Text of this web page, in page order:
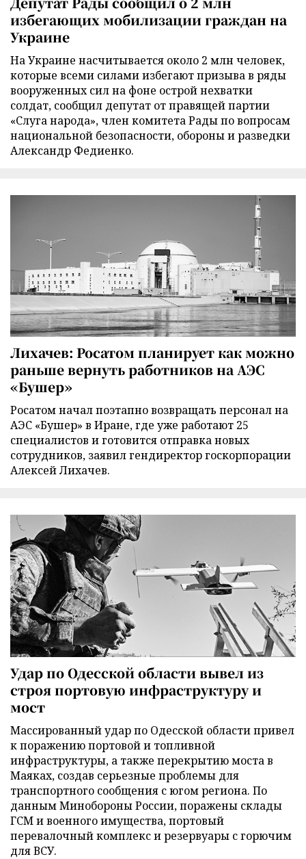
избегающих мобилизации граждан на
Украине
На Украине насчитывается около 2 млн человек,
которые всеми силами избегают призыва в ряды
вооруженных сил на фоне острой нехватки
солдат, сообщил депутат от правящей партии
«Слуга народа», член комитета Рады по вопросам
национальной безопасности, обороны и разведки
Александр Федиенко.
Лихачев: Росатом планирует как можно
раньше вернуть работников на АЭС
«Бушер»
Росатом начал поэтапно возвращать персонал на
АЭС «Бушер» в Иране, где уже работают 25
специалистов и готовится отправка новых
сотрудников, заявил гендиректор госкорпорации
Алексей Лихачев.
Удар по Одесской области вывел из
строя портовую инфраструктуру и
мост
Массированный удар по Одесской области привел
к поражению портовой и топливной
инфраструктуры, а также перекрытию моста в
Маяках, создав серьезные проблемы для
транспортного сообщения с югом региона. По
данным Минобороны России, поражены склады
ГСМ и военного имущества, портовый
перевалочный комплекс и резервуары с горючим
для ВСУ.